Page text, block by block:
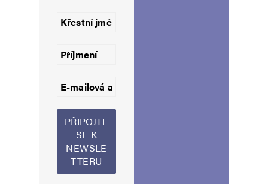
Uložit do prohlížeče jméno, e-mail a webovou stránku pro budoucí
Informujte mě o nových komentářích e-mailem.
Alternative: